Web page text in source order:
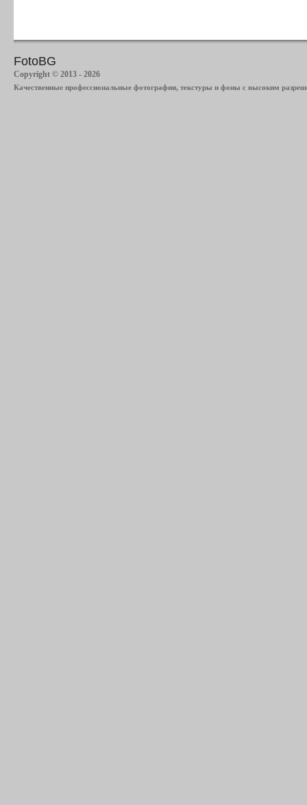
FotoBG
Copyright © 2013 - 2026
Качественные профессиональные фотографии, текстуры и фоны с высоким